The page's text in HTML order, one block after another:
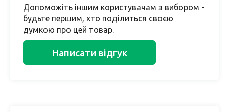
Допоможіть іншим користувачам з вибором -
будьте першим, хто поділиться своєю
думкою про цей товар.
Написати відгук